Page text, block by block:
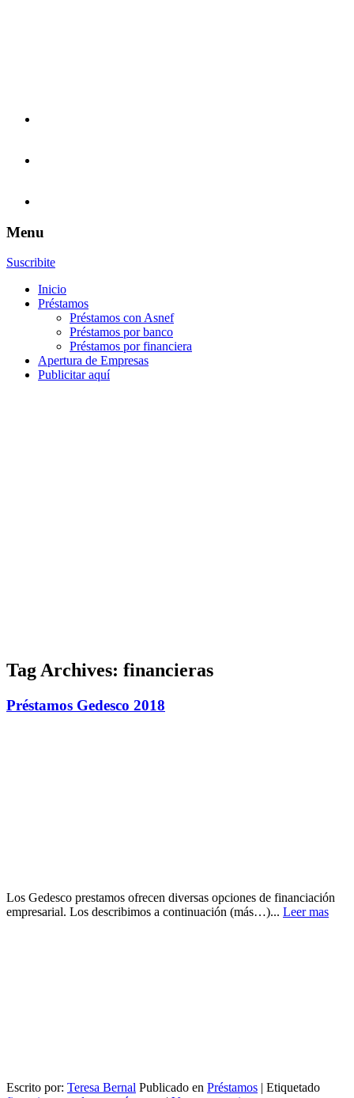
Menu
Suscribite
Inicio
Préstamos
Préstamos con Asnef
Préstamos por banco
Préstamos por financiera
Apertura de Empresas
Publicitar aquí
Tag Archives: financieras
Préstamos Gedesco 2018
Los Gedesco prestamos ofrecen diversas opciones de financiación
empresarial. Los describimos a continuación (más…)... Leer mas
Escrito por: Teresa Bernal Publicado en Préstamos | Etiquetado